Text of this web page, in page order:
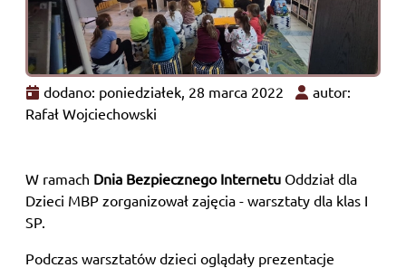
dodano: poniedziałek, 28 marca 2022
autor:
Rafał Wojciechowski
W ramach Dnia Bezpiecznego Internetu Oddział dla
Dzieci MBP zorganizował zajęcia - warsztaty dla klas I
SP.
Podczas warsztatów dzieci oglądały prezentacje